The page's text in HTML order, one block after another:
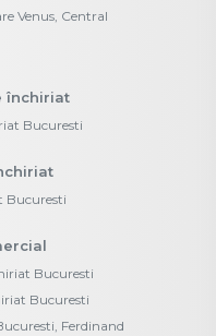
Venus, Central
închiriat
Bucuresti
Bucuresti
Bucuresti
Bucuresti
Ferdinand